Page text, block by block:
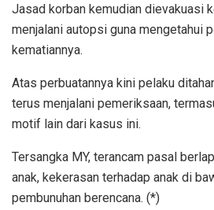
Jasad korban kemudian dievakuasi
menjalani autopsi guna mengetahui
kematiannya.
Atas perbuatannya kini pelaku
terus menjalani pemeriksaan,
motif lain dari kasus ini.
Tersangka MY, terancam pasal
anak, kekerasan terhadap anak di
pembunuhan berencana. (*)